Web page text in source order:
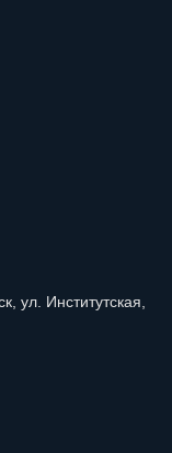
ул. Институтская,